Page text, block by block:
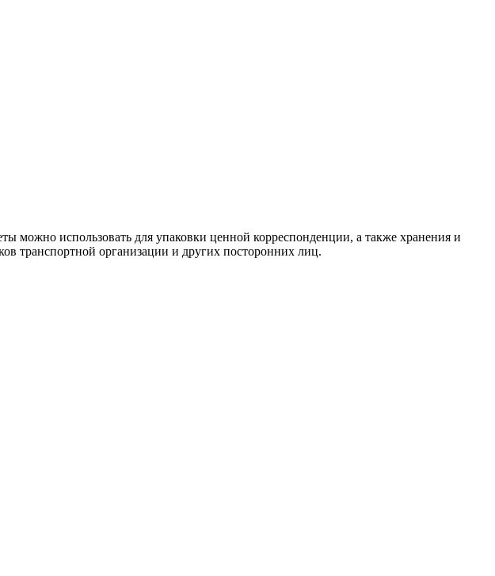
можно использовать для упаковки ценной корреспонденции, а также хранения и
транспортной организации и других посторонних лиц.